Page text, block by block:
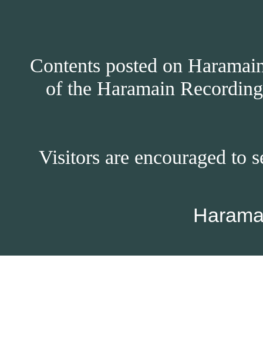
Contents posted on
of the Haramain
Visitors are encouraged to